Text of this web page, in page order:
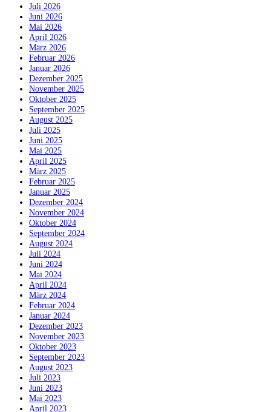
Juli 2026
Juni 2026
Mai 2026
April 2026
März 2026
Februar 2026
Januar 2026
Dezember 2025
November 2025
Oktober 2025
September 2025
August 2025
Juli 2025
Juni 2025
Mai 2025
April 2025
März 2025
Februar 2025
Januar 2025
Dezember 2024
November 2024
Oktober 2024
September 2024
August 2024
Juli 2024
Juni 2024
Mai 2024
April 2024
März 2024
Februar 2024
Januar 2024
Dezember 2023
November 2023
Oktober 2023
September 2023
August 2023
Juli 2023
Juni 2023
Mai 2023
April 2023